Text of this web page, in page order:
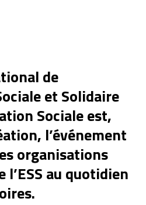
de
et Solidaire
Sociale est,
l’événement
organisations
au quotidien